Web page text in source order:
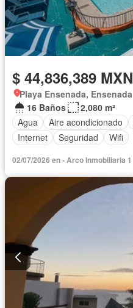
$ 44,836,389 MXN
Playa Ensenada, Ensenada
16 Baños
2,080 m²
Agua
Aire acondicionado
Internet
Seguridad Wifi
02/07/2026 en - Arco Inmobiliaria 1